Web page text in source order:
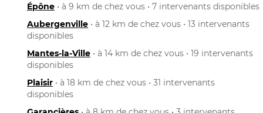
Épône • à 9 km de chez vous • 7 intervenants disponibles
Aubergenville • à 12 km de chez vous • 13 intervenants
disponibles
Mantes-la-Ville • à 14 km de chez vous • 19 intervenants
disponibles
Plaisir • à 18 km de chez vous • 31 intervenants
disponibles